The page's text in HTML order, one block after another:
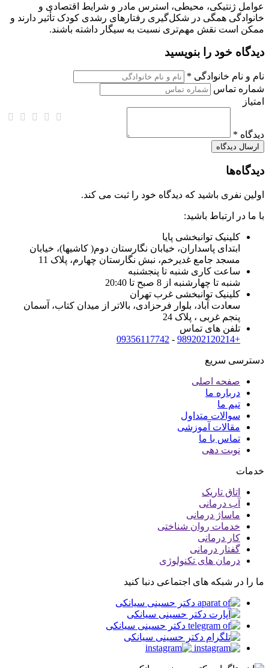
عوامل ژنتیکی، محیطی، استرس مادر و شرایط اقتصادی و
خانوادگی همگی در شکل‌گیری رفتارهای رشدی کودک تأثیر دارند و
ممکن است نقش مهم‌تری نسبت به سیگار داشته باشند.
دیدگاه خود را بنویسید
نام و نام خانوادگی *
شماره تماس
امتیاز
دیدگاه *
دیدگاه‌ها
اولین نفری باشید که دیدگاه خود را ثبت می کند.
با ما در ارتباط باشید:
کلینیک توانبخشی پایا
ابتدای پاسداران، خیابان نگارستان دوم( کاشیها)، خیابان
مسجد جامع غدیرخم، نبش نگارستان چهارم، پلاک 11
ساعت کاری شنبه تا پنجشنبه
شنبه تا چهارشنبه از 8 صبح تا 20:40
کلینیک توانبخشی غرب تهران
سعادت آباد، بلوار فرحزادی، بالاتر از میدان کتاب، آسمان
پنجم غربی ، پلاک 24
تلفن های تماس
+989202120214
-
09356117742
دسترسی سریع
صفحه اصلی
درباره ما
تیم ما
سوالات متداول
مقالات آموزشی
تماس با ما
نوبت دهی
خدمات
اتاق تاریک
آب درمانی
ماساژ درمانی
خدمات روان شناختی
کار درمانی
گفتار درمانی
درمان های تکنولوژی
ما را در شبکه های اجتماعی دنبا کنید